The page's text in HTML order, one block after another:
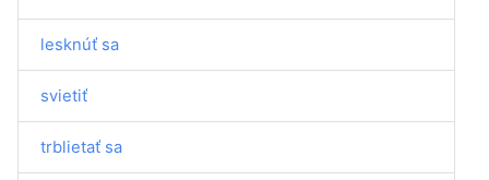
lesknúť sa
svietiť
trblietať sa